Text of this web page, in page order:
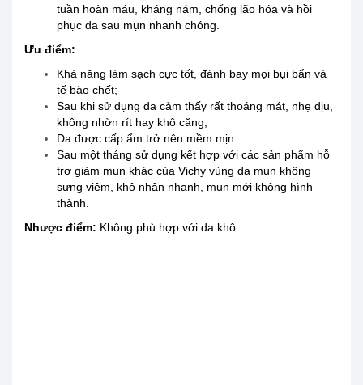
tuần hoàn máu, kháng nám, chống lão hóa và hồi
phục da sau mụn nhanh chóng.
Ưu điểm:
Khả năng làm sạch cực tốt, đánh bay mọi bụi bẩn và
tế bào chết;
Sau khi sử dụng da cảm thấy rất thoáng mát, nhẹ dịu,
không nhờn rít hay khô căng;
Da được cấp ẩm trở nên mềm mịn.
Sau một tháng sử dụng kết hợp với các sản phẩm hỗ
trợ giảm mụn khác của Vichy vùng da mụn không
sưng viêm, khô nhân nhanh, mụn mới không hình
thành.
Nhược điểm: Không phù hợp với da khô.